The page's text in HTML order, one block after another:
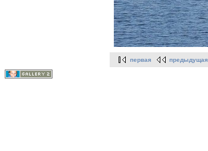
первая предыдущая